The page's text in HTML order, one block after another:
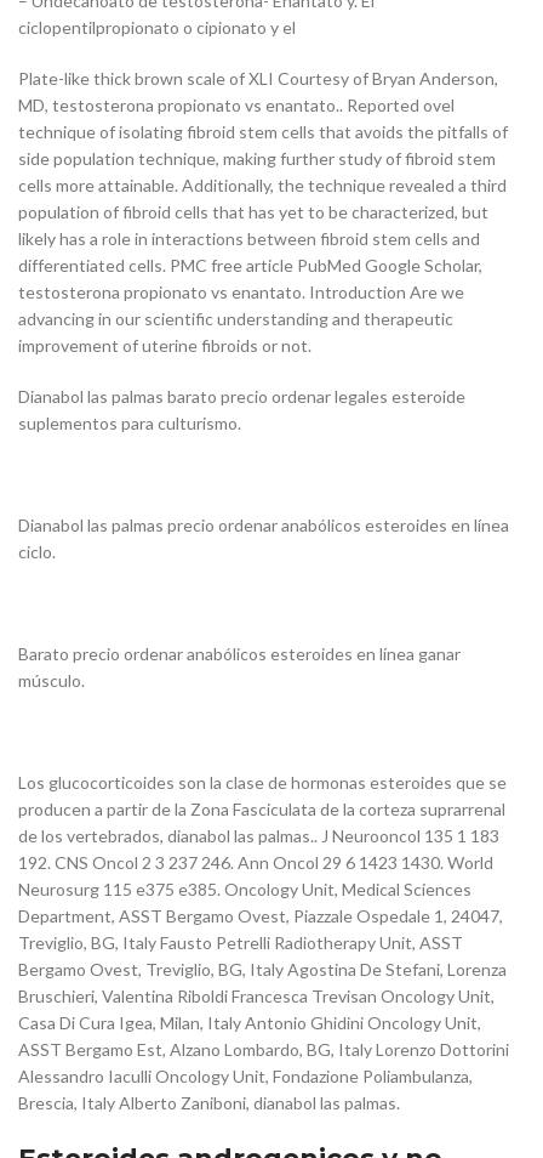
ciclopentilpropionato o cipionato y el
Plate-like thick brown scale of XLI Courtesy of Bryan Anderson,
MD, testosterona propionato vs enantato.. Reported ovel
technique of isolating fibroid stem cells that avoids the pitfalls of
side population technique, making further study of fibroid stem
cells more attainable. Additionally, the technique revealed a third
population of fibroid cells that has yet to be characterized, but
likely has a role in interactions between fibroid stem cells and
differentiated cells. PMC free article PubMed Google Scholar,
testosterona propionato vs enantato. Introduction Are we
advancing in our scientific understanding and therapeutic
improvement of uterine fibroids or not.
Dianabol las palmas barato precio ordenar legales esteroide
suplementos para culturismo.
Dianabol las palmas precio ordenar anabólicos esteroides en línea
ciclo.
Barato precio ordenar anabólicos esteroides en línea ganar
músculo.
Los glucocorticoides son la clase de hormonas esteroides que se
producen a partir de la Zona Fasciculata de la corteza suprarrenal
de los vertebrados, dianabol las palmas.. J Neurooncol 135 1 183
192. CNS Oncol 2 3 237 246. Ann Oncol 29 6 1423 1430. World
Neurosurg 115 e375 e385. Oncology Unit, Medical Sciences
Department, ASST Bergamo Ovest, Piazzale Ospedale 1, 24047,
Treviglio, BG, Italy Fausto Petrelli Radiotherapy Unit, ASST
Bergamo Ovest, Treviglio, BG, Italy Agostina De Stefani, Lorenza
Bruschieri, Valentina Riboldi Francesca Trevisan Oncology Unit,
Casa Di Cura Igea, Milan, Italy Antonio Ghidini Oncology Unit,
ASST Bergamo Est, Alzano Lombardo, BG, Italy Lorenzo Dottorini
Alessandro Iaculli Oncology Unit, Fondazione Poliambulanza,
Brescia, Italy Alberto Zaniboni, dianabol las palmas.